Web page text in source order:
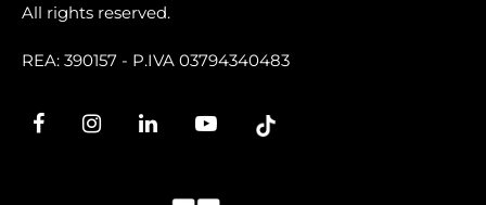
All rights reserved.
REA: 390157 - P.IVA 03794340483